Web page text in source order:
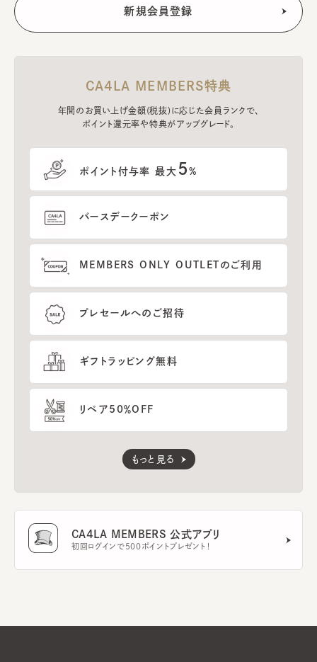
CA4LA MEMBERS特典
年間のお買い上げ金額(税抜)に応じた会員ランクで、
ポイント還元率や特典がアップグレード。
ポイント付与率 最大 5%
バースデークーポン
MEMBERS ONLY OUTLETのご利用
プレセールへのご招待
ギフトラッピング無料
リペア50％OFF
もっと見る
CA4LA MEMBERS 公式アプリ
初回ログインで500ポイントプレゼント！